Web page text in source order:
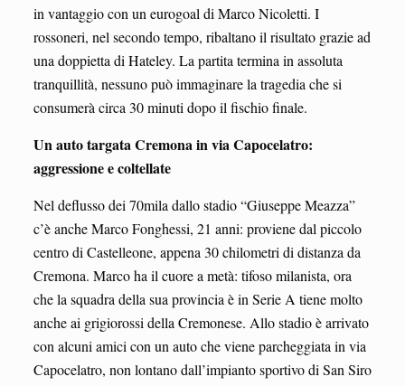
in vantaggio con un eurogoal di Marco Nicoletti. I
rossoneri, nel secondo tempo, ribaltano il risultato grazie ad
una doppietta di Hateley. La partita termina in assoluta
tranquillità, nessuno può immaginare la tragedia che si
consumerà circa 30 minuti dopo il fischio finale.
Un auto targata Cremona in via Capocelatro:
aggressione e coltellate
Nel deflusso dei 70mila dallo stadio “Giuseppe Meazza”
c’è anche Marco Fonghessi, 21 anni: proviene dal piccolo
centro di Castelleone, appena 30 chilometri di distanza da
Cremona. Marco ha il cuore a metà: tifoso milanista, ora
che la squadra della sua provincia è in Serie A tiene molto
anche ai grigiorossi della Cremonese. Allo stadio è arrivato
con alcuni amici con un auto che viene parcheggiata in via
Capocelatro, non lontano dall’impianto sportivo di San Siro